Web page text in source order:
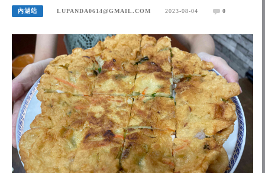
內湖站 LUPANDA0614@GMAIL.COM 2023-08-04 0